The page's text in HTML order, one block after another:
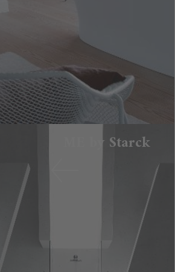
ME by Starck